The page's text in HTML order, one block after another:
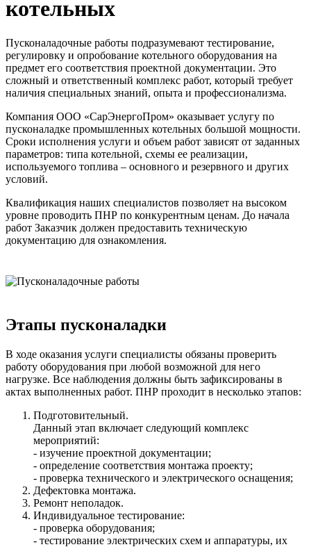
котельных
Пусконаладочные работы подразумевают тестирование,
регулировку и опробование котельного оборудования на
предмет его соответствия проектной документации. Это
сложный и ответственный комплекс работ, который требует
наличия специальных знаний, опыта и профессионализма.
Компания ООО «СарЭнергоПром» оказывает услугу по
пусконаладке промышленных котельных большой мощности.
Сроки исполнения услуги и объем работ зависят от заданных
параметров: типа котельной, схемы ее реализации,
используемого топлива – основного и резервного и других
условий.
Квалификация наших специалистов позволяет на высоком
уровне проводить ПНР по конкурентным ценам. До начала
работ Заказчик должен предоставить техническую
документацию для ознакомления.
Этапы пусконаладки
В ходе оказания услуги специалисты обязаны проверить
работу оборудования при любой возможной для него
нагрузке. Все наблюдения должны быть зафиксированы в
актах выполненных работ. ПНР проходит в несколько этапов:
Подготовительный.
Данный этап включает следующий комплекс
мероприятий:
- изучение проектной документации;
- определение соответствия монтажа проекту;
- проверка технического и электрического оснащения;
Дефектовка монтажа.
Ремонт неполадок.
Индивидуальное тестирование:
- проверка оборудования;
- тестирование электрических схем и аппаратуры, их